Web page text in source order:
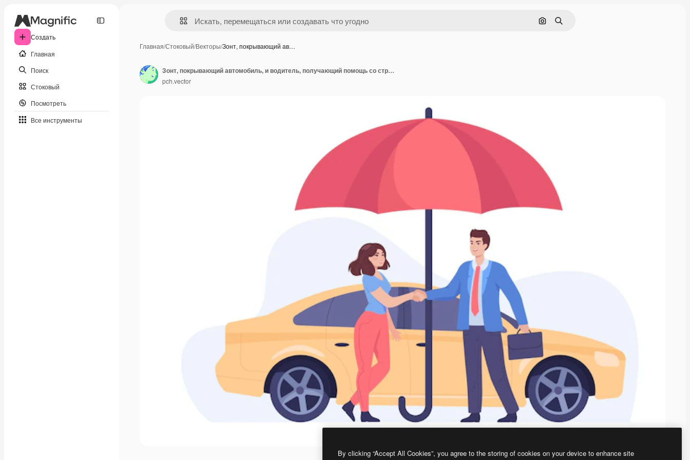
Создать
Главная
Поиск
Стоковый
Посмотреть
Все инструменты
Поиск по изображению
Поиск
Главная/Стоковый/Векторы/Зонт, покрывающий ав…
Зонт, покрывающий автомобиль, и водитель, получающий помощь со страховкой. Брокер помогает женщине защитить автомобиль от несчастных случаев с плоской векторной иллюстрацией. Страхование автомобиля, аренда, безопасность, концепция помощи
pch.vector
By clicking “Accept All Cookies”, you agree to the storing of cookies on your device to enhance site